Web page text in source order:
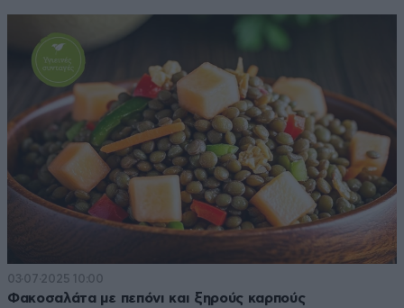
03·07·2025 10:00
Φακοσαλάτα με πεπόνι και ξηρούς καρπούς